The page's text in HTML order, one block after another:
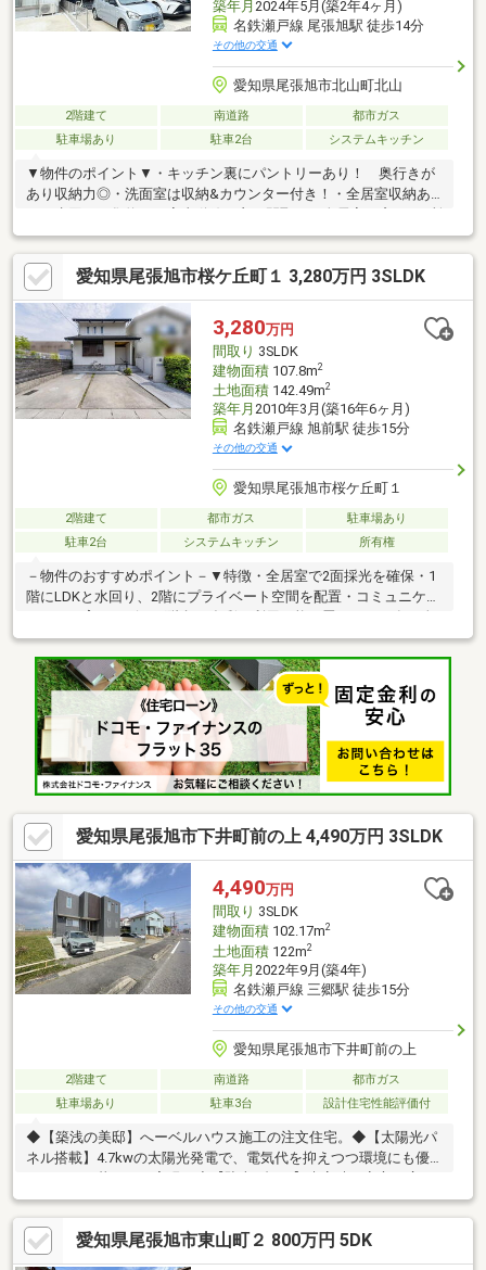
築年月 2024年5月(築2年4ヶ月)
名鉄瀬戸線 尾張旭駅 徒歩14分
その他の交通
愛知県尾張旭市北山町北山
2階建て 南道路
都市ガス
駐車場あり
駐車2台 システムキッチン
▼物件のポイント▼・キッチン裏にパントリーあり！ 奥行きが
あり収納力◎・洗面室は収納&カウンター付き！・全居室収納あ
以上あり、日当たり、風通し良好◎・急な雨の日も安心なインナ
ーバルコニー・お車2台並列で駐車可能▼立地のポイント▼・幹線
道路が近く、買物やお出かけに便利な立地・近隣にショッピング
施設あり◎・名鉄瀬戸線「尾張旭」駅徒歩14分・周辺は一戸建て
中心の住宅街
愛知県尾張旭市桜ケ丘町１ 3,280万円 3SLDK
3,280万円
間取り 3SLDK
建物面積107.8m2
土地面積142.49m2
築年月 2010年3月(築16年6ヶ月)
名鉄瀬戸線 旭前駅 徒歩15分
その他の交通
愛知県尾張旭市桜ケ丘町１
2階建て 都市ガス
駐車場あり
駐車2台
システムキッチン 所有権
－物件のおすすめポイント－▼特徴・全居室で2面採光を確保・1
階にLDKと水回り、2階にプライベート空間を配置・コミュニケー
居室・洗面室に収納スペース付・収納などに重宝する約2.0帖納戸
を設置・洋室2室に面する南向きバルコニー・駐車スペース2台分
有(車種による)▼設備・1日の疲れを癒すUBは1616サイズ・各階
にトイレ有、ゆとりをもって利用可能▼周辺環境・はんの木公園
徒歩3分(約170m)■ ご希望の住まい探しをお手伝いします
━━━━━・・・物件の詳細・ご相談はお気軽にお問い合わせく
ださい。
愛知県尾張旭市下井町前の上 4,490万円 3SLDK
4,490万円
間取り 3SLDK
建物面積102.17m2
土地面積122m2
築年月 2022年9月(築4年)
名鉄瀬戸線 三郷駅 徒歩15分
その他の交通
愛知県尾張旭市下井町前の上
2階建て 南道路
都市ガス
駐車場あり
駐車3台 設計住宅性能評価付
◆【築浅の美邸】へーベルハウス施工の注文住宅。◆【太陽光パ
ネル搭載】4.7kwの太陽光発電で、電気代を抑えつつ環境にも優
駐車スペース。ファミリーや車好きの方にピッタリ！◆【プライ
バシーを守るアウトドアリビング】外からの視線を気にせず、家
族でゆったりくつろげる空間。◆【在宅ワークにも適】リビング
にテレワークスペースを完備！仕事も趣味も快適にこなせる間取
愛知県尾張旭市東山町２ 800万円 5DK